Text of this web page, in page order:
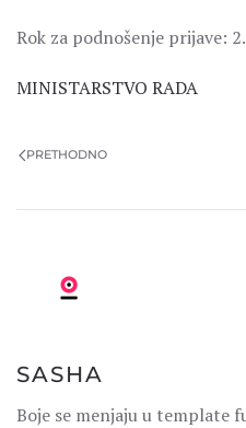
Rok za podnošenje prijave:
MINISTARSTVO RADA
PRETHODNO
SASHA
Boje se menjaju u template